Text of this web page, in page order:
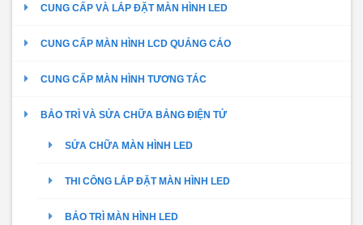
CUNG CẤP VÀ LẮP ĐẶT MÀN HÌNH LED
CUNG CẤP MÀN HÌNH LCD QUẢNG CÁO
CUNG CẤP MÀN HÌNH TƯƠNG TÁC
BẢO TRÌ VÀ SỬA CHỮA BẢNG ĐIỆN TỬ
SỬA CHỮA MÀN HÌNH LED
THI CÔNG LẮP ĐẶT MÀN HÌNH LED
BẢO TRÌ MÀN HÌNH LED